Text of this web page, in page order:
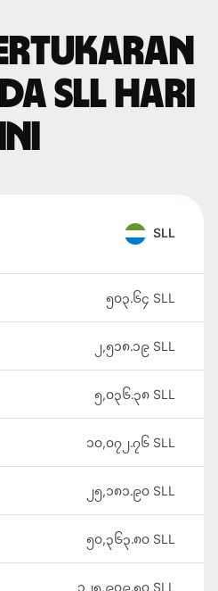
SLL hari
ini
SLL
၅၀၃.၆၄ SLL
၂,၅၁၈.၁၉ SLL
၅,၀၃၆.၃၈ SLL
၁၀,၀၇၂.၇၆ SLL
၂၅,၁၈၁.၉၀ SLL
၅၀,၃၆၃.၈၀ SLL
၁၂၅,၉၀၉.၅၀ SLL